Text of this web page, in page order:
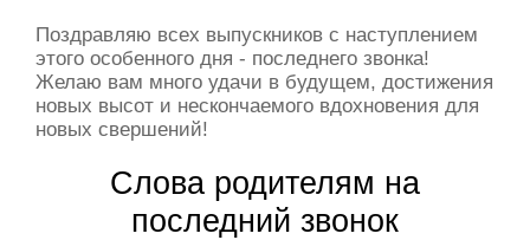
Поздравляю всех выпускников с наступлением
этого особенного дня - последнего звонка!
Желаю вам много удачи в будущем, достижения
новых высот и нескончаемого вдохновения для
новых свершений!
Слова родителям на
последний звонок